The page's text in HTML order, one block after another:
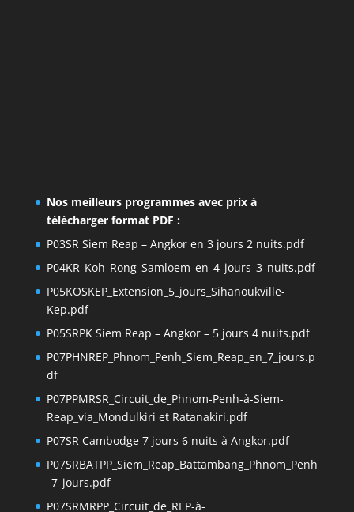
Nos meilleurs programmes avec prix à
télécharger format PDF :
P03SR Siem Reap – Angkor en 3 jours 2 nuits.pdf
P04KR_Koh_Rong_Samloem_en_4_jours_3_nuits.pdf
P05KOSKEP_Extension_5_jours_Sihanoukville-
Kep.pdf
P05SRPK Siem Reap – Angkor – 5 jours 4 nuits.pdf
P07PHNREP_Phnom_Penh_Siem_Reap_en_7_jours.p
df
P07PPMRSR_Circuit_de_Phnom-Penh-à-Siem-
Reap_via_Mondulkiri et Ratanakiri.pdf
P07SR Cambodge 7 jours 6 nuits à Angkor.pdf
P07SRBATPP_Siem_Reap_Battambang_Phnom_Penh
_7_jours.pdf
P07SRMRPP_Circuit_de_REP-à-